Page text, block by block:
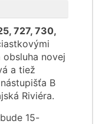
727, 730,
novej
a tiež
B
Riviéra.
15-